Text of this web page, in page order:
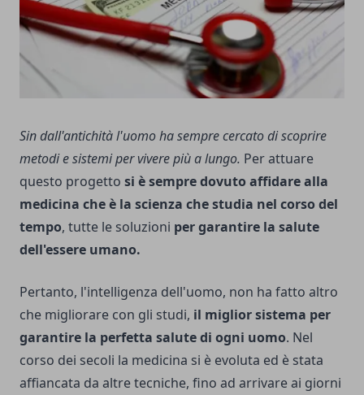
Sin dall'antichità l'uomo ha sempre cercato di scoprire
metodi e sistemi per vivere più a lungo. Per attuare
questo progetto si è sempre dovuto affidare alla
medicina che è la scienza che studia nel corso del
tempo, tutte le soluzioni per garantire la salute
dell'essere umano.
Pertanto, l'intelligenza dell'uomo, non ha fatto altro
che migliorare con gli studi, il miglior sistema per
garantire la perfetta salute di ogni uomo. Nel
corso dei secoli la medicina si è evoluta ed è stata
affiancata da altre tecniche, fino ad arrivare ai giorni